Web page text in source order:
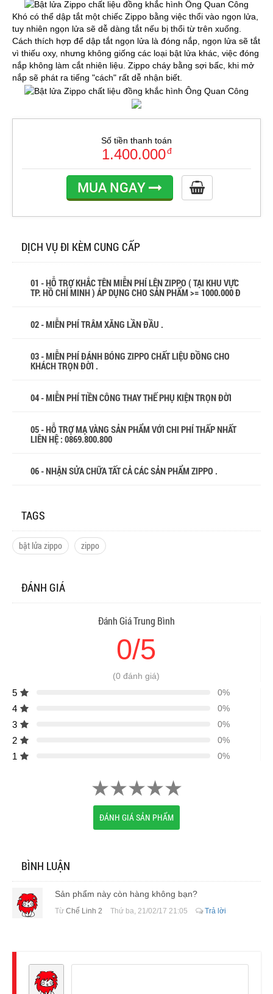
Khó có thể dập tắt một chiếc Zippo bằng việc thổi vào ngọn lửa,
tuy nhiên ngọn lửa sẽ dễ dàng tắt nếu bị thổi từ trên xuống.
Cách thích hợp để dập tắt ngọn lửa là đóng nắp, ngọn lửa sẽ tắt
vì thiếu oxy, nhưng không giống các loại bật lửa khác, việc đóng
nắp không làm cắt nhiên liệu. Zippo cháy bằng sợi bấc, khi mở
nắp sẽ phát ra tiếng "cách" rất dễ nhận biết.
Số tiền thanh toán
1.400.000đ
MUA NGAY
DỊCH VỤ ĐI KÈM CUNG CẤP
01 - HỖ TRỢ KHẮC TÊN MIỄN PHÍ LÊN ZIPPO ( TẠI KHU VỰC
TP. HỒ CHÍ MINH ) ÁP DỤNG CHO SẢN PHẨM >= 1000.000 Đ
02 - MIỄN PHÍ TRÂM XĂNG LẦN ĐẦU .
03 - MIỄN PHÍ ĐÁNH BÓNG ZIPPO CHẤT LIỆU ĐỒNG CHO
KHÁCH TRỌN ĐỜI .
04 - MIỄN PHÍ TIỀN CÔNG THAY THẾ PHỤ KIỆN TRỌN ĐỜI
05 - HỖ TRỢ MẠ VÀNG SẢN PHẨM VỚI CHI PHÍ THẤP NHẤT
LIÊN HỆ : 0869.800.800
06 - NHẬN SỬA CHỮA TẤT CẢ CÁC SẢN PHẨM ZIPPO .
TAGS
bật lửa zippo zippo
ĐÁNH GIÁ
Đánh Giá Trung Bình
0/5
(0 đánh giá)
5 0%
4 0%
3 0%
2 0%
1 0%
ĐÁNH GIÁ SẢN PHẨM
BÌNH LUẬN
Sản phẩm này còn hàng không bạn?
Từ Chế Linh 2 Thứ ba, 21/02/17 21:05 Trả lời